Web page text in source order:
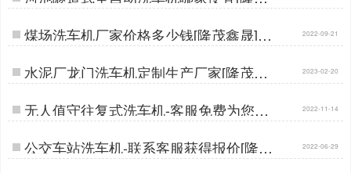
鑫晟]…
煤场洗车机厂家价格多少钱[隆茂鑫晟]… 2022-09-21
水泥厂龙门洗车机定制生产厂家[隆茂鑫
晟]…
2023-02-20
无人值守往复式洗车机-客服免费为您解
答[隆茂鑫晟]…
2022-11-14
公交车站洗车机-联系客服获得报价[隆茂
鑫晟]…
2022-06-29